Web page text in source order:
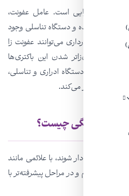
عفونت باکتریایی است. عامل عفونت،
معمول در روده و دستگاه تناسلی وجود
در دوران بارداری می‌توانند عفونت ‌زا
باعث بیماری‌زاتر شدن این باکتری‌ها
بارداری در دستگاه ادراری و تناسلی،
مستعدتر می‌کند.
در حاملگی چیست؟
اما اگر علامت‌دار شوند، با علائمی مانند
درد زیر شکم و در مراحل پیشرفته‌تر با
است.